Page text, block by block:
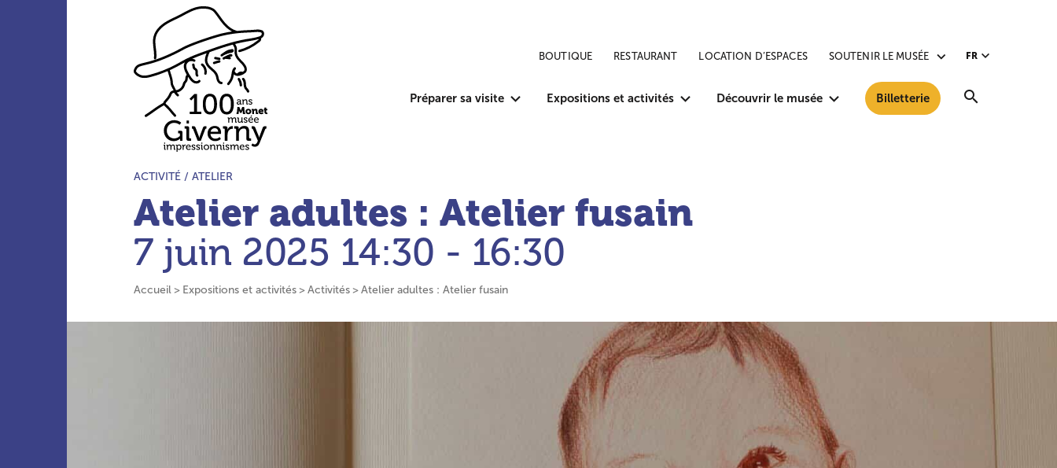
Aller au menu principal
Aller au contenu principal
Aller à la barre d’outils
Aller au pied de page
Accueil du site
Préparer sa visite Expositions et activités Découvrir le musée Billetterie
BOUTIQUE RESTAURANT LOCATION D’ESPACES SOUTENIR LE MUSÉE FR
TYPE D’ACTIVITÉ :
ACTIVITÉ / ATELIER
Atelier adultes : Atelier fusain
7 juin 2025 14:30 - 16:30
Accueil Expositions et activités Activités Atelier adultes : Atelier fusain